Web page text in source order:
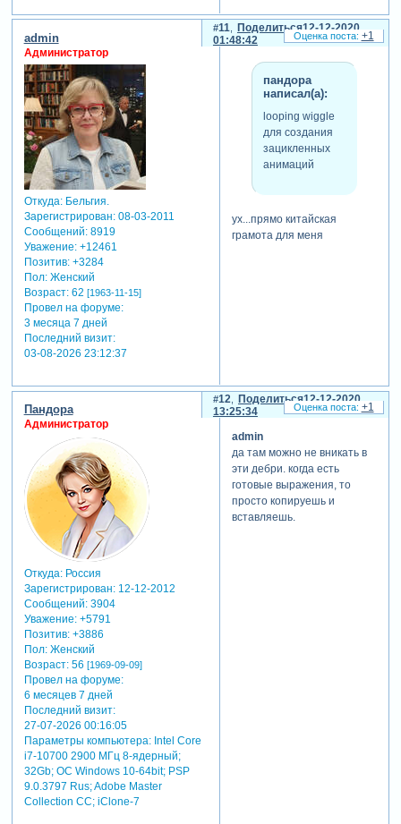
Поделиться
11
12-12-2020
01:48:42
admin
Администратор
Откуда:Бельгия.
Зарегистрирован: 08-03-2011
Сообщений:8919
Уважение: +12461
Позитив: +3284
Пол:Женский
Возраст:62 [1963-11-15]
Провел на форуме:
3 месяца 7 дней
Последний визит:
03-08-2026 23:12:37
пандора
написал(а):
looping wiggle
для создания
зацикленных
анимаций
ух...прямо китайская
грамота для меня
+1
Поделиться
12
12-12-2020
13:25:34
Пандора
Администратор
Откуда:Россия
Зарегистрирован: 12-12-2012
Сообщений:3904
Уважение: +5791
Позитив: +3886
Пол:Женский
Возраст:56 [1969-09-09]
Провел на форуме:
6 месяцев 7 дней
Последний визит:
27-07-2026 00:16:05
Параметры компьютера:Intel Core
i7-10700 2900 МГц 8-ядерный;
32Gb; ОС Windows 10-64bit; PSP
9.0.3797 Rus; Adobe Master
Collection СС; iClone-7
admin
да там можно не вникать в
эти дебри. когда есть
готовые выражения, то
просто копируешь и
вставляешь.
+1